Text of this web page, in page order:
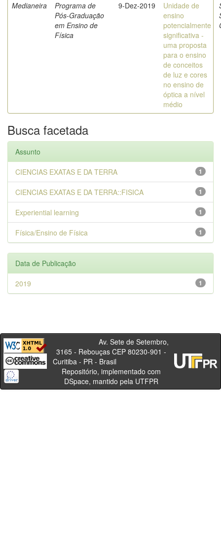
Medianeira
Programa de
Pós-Graduação
em Ensino de
Física
9-Dez-2019
Unidade de
ensino
potencialmente
significativa -
uma proposta
para o ensino
de conceitos
de luz e cores
no ensino de
óptica a nível
médio
Busca facetada
Assunto
1
CIENCIAS EXATAS E DA TERRA
1
CIENCIAS EXATAS E DA TERRA::FISICA
1
Experiential learning
1
Física/Ensino de Física
Data de Publicação
1
2019
Av. Sete de Setembro,
3165 - Rebouças CEP 80230-901 -
Curitiba - PR - Brasil
Repositório, implementado com
DSpace, mantido pela UTFPR